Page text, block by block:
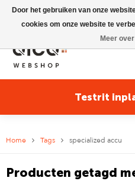
Riese & Müller Nevo5
Testrit
Home Tags specialized accu
Producten getagd
Door het gebruiken van onze
cookies om onze website te
Meer